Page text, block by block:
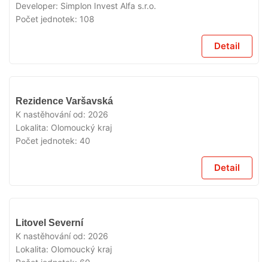
Developer: Simplon Invest Alfa s.r.o.
Počet jednotek: 108
Detail
Rezidence Varšavská
K nastěhování od: 2026
Lokalita: Olomoucký kraj
Počet jednotek: 40
Detail
Litovel Severní
K nastěhování od: 2026
Lokalita: Olomoucký kraj